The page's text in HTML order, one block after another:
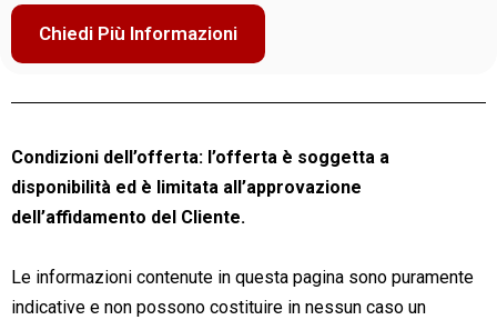
Chiedi Più Informazioni
Condizioni dell’offerta: l’offerta è soggetta a
disponibilità ed è limitata all’approvazione
dell’affidamento del Cliente.
Le informazioni contenute in questa pagina sono puramente
indicative e non possono costituire in nessun caso un